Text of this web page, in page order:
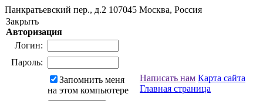
Панкратьевский пер., д.2 107045 Москва, Россия
Закрыть
Авторизация
Логин:
Пароль:
Запомнить меня
на этом компьютере
Написать нам Карта сайта
Главная страница